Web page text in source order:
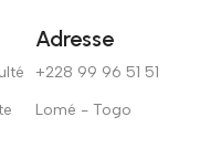
Adresse
+228 99 96 51 51
Lomé - Togo